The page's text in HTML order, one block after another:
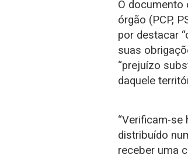
O documento
órgão (PCP,
por destacar
suas
“prejuízo
daquele
“Verificam-
distribuído
receber uma